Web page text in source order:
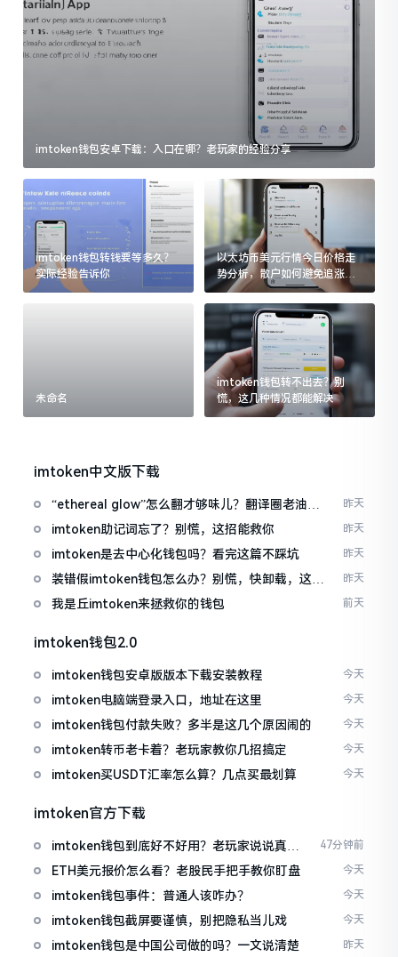
imtoken钱包安卓下载：入口在哪？老玩家的经验分享
imtoken钱包转钱要等多久？
实际经验告诉你
以太坊币美元行情今日价格走
势分析，散户如何避免追涨杀
跌被套牢
未命名
imtoken钱包转不出去？别
慌，这几种情况都能解决
imtoken中文版下载
“ethereal glow”怎么翻才够味儿？翻译圈老油条
的私房话
昨天
imtoken助记词忘了？别慌，这招能救你 昨天
imtoken是去中心化钱包吗？看完这篇不踩坑 昨天
装错假imtoken钱包怎么办？别慌，快卸载，这几
招能救急
昨天
我是丘imtoken来拯救你的钱包 前天
imtoken钱包2.0
imtoken钱包安卓版版本下载安装教程 今天
imtoken电脑端登录入口，地址在这里 今天
imtoken钱包付款失败？多半是这几个原因闹的 今天
imtoken转币老卡着？老玩家教你几招搞定 今天
imtoken买USDT汇率怎么算？几点买最划算 今天
imtoken官方下载
imtoken钱包到底好不好用？老玩家说说真实
体验
47分钟前
ETH美元报价怎么看？老股民手把手教你盯盘 今天
imtoken钱包事件：普通人该咋办？ 今天
imtoken钱包截屏要谨慎，别把隐私当儿戏 今天
imtoken钱包是中国公司做的吗？一文说清楚 昨天